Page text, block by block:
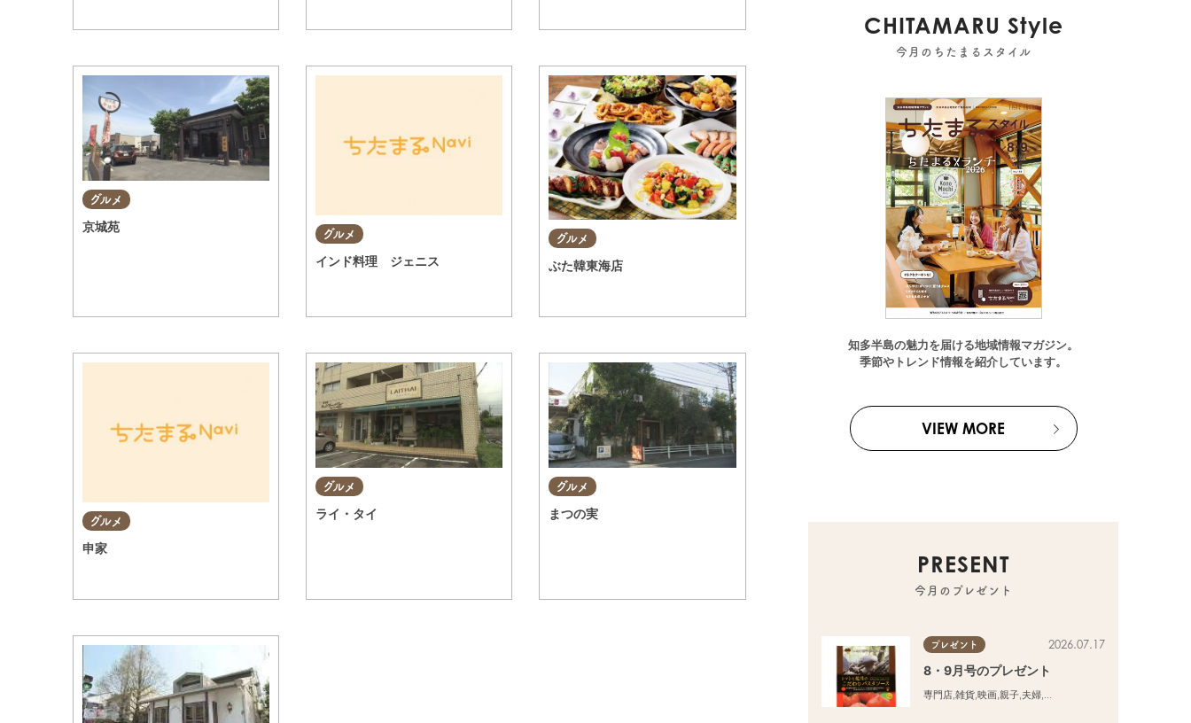
グルメ
京城苑 グルメ
インド料理 ジェニス
グルメ
ぶた韓東海店
グルメ
申家
グルメ
ライ・タイ
グルメ
まつの実
CHITAMARU Style
今月のちたまるスタイル
知多半島の魅力を届ける地域情報マガジン。
季節やトレンド情報を紹介しています。
VIEW MORE
PRESENT
今月のプレゼント
プレゼント 2026.07.17
8・9月号のプレゼント
専門店,雑貨,映画,親子,夫婦,家族